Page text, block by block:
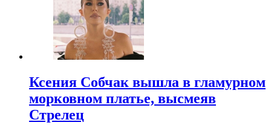
Ксения Собчак вышла в гламурном
морковном платье, высмеяв
Стрелец